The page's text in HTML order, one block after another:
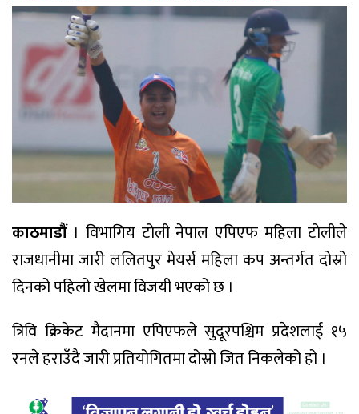
काठमाडौं। विभागिय टोली नेपाल एपिएफ महिला टोलीले
राजधानीमा जारी ललितपुर मेयर्स महिला कप अन्तर्गत दोस्रो
दिनको पहिलो खेलमा विजयी भएको छ ।
त्रिवि क्रिकेट मैदानमा एपिएफले सुदूरपश्चिम प्रदेशलाई १५
रनले हराउँदै जारी प्रतियोगितमा दोस्रो जित निकलेको हो ।